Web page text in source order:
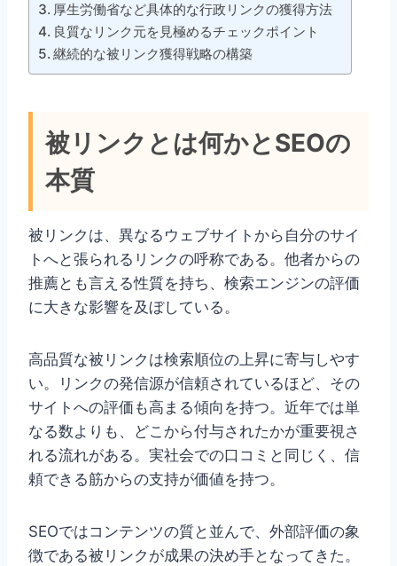
厚生労働省など具体的な行政リンクの獲得方法
良質なリンク元を見極めるチェックポイント
継続的な被リンク獲得戦略の構築
被リンクとは何かとSEOの
本質
被リンクは、異なるウェブサイトから自分のサイ
トへと張られるリンクの呼称である。他者からの
推薦とも言える性質を持ち、検索エンジンの評価
に大きな影響を及ぼしている。
高品質な被リンクは検索順位の上昇に寄与しやす
い。リンクの発信源が信頼されているほど、その
サイトへの評価も高まる傾向を持つ。近年では単
なる数よりも、どこから付与されたかが重要視さ
れる流れがある。実社会での口コミと同じく、信
頼できる筋からの支持が価値を持つ。
SEOではコンテンツの質と並んで、外部評価の象
徴である被リンクが成果の決め手となってきた。